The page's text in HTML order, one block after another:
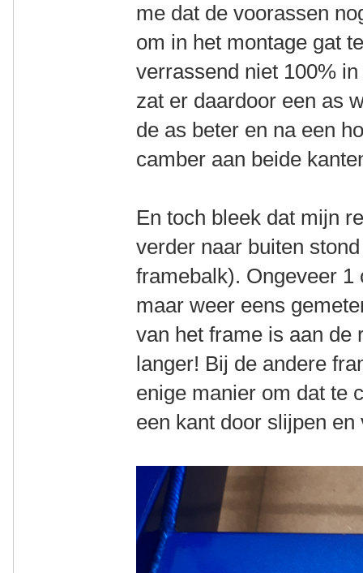
me dat de voorassen
om in het montage gat
verrassend niet 100%
zat er daardoor een as
de as beter en na een
camber aan beide
En toch bleek dat mijn
verder naar buiten
framebalk). Ongeveer
maar weer eens
van het frame is aan de
langer! Bij de andere
enige manier om dat te
een kant door slijpen